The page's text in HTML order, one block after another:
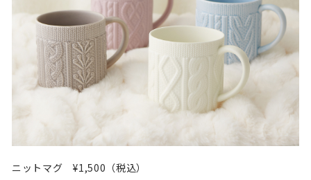
ニットマグ ¥1,500（税込）